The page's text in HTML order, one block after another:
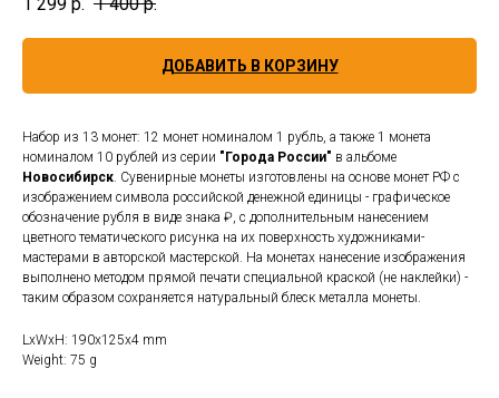
ДОБАВИТЬ В КОРЗИНУ
Набор из 13 монет: 12 монет номиналом 1 рубль, а также 1 монета
номиналом 10 рублей из серии "Города России" в альбоме
Новосибирск. Сувенирные монеты изготовлены на основе монет РФ с
изображением символа российской денежной единицы - графическое
обозначение рубля в виде знака ₽, с дополнительным нанесением
цветного тематического рисунка на их поверхность художниками-
мастерами в авторской мастерской. На монетах нанесение изображения
выполнено методом прямой печати специальной краской (не наклейки) -
таким образом сохраняется натуральный блеск металла монеты.
LxWxH: 190x125x4 mm
Weight: 75 g